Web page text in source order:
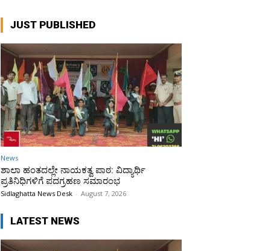
JUST PUBLISHED
News
ಶಾಲಾ ಹಂತದಲ್ಲೇ ನಾಯಕತ್ವ ಪಾಠ: ವಿದ್ಯಾರ್ಥಿ
ಪ್ರತಿನಿಧಿಗಳಿಗೆ ಪದಗ್ರಹಣ ಸಮಾರಂಭ
Sidlaghatta News Desk - August 7, 2026
LATEST NEWS